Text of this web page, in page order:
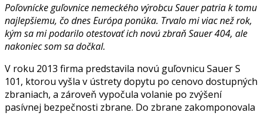
Poľovnícke guľovnice nemeckého výrobcu Sauer patria k tomu
najlepšiemu, čo dnes Európa ponúka. Trvalo mi viac než rok,
kým sa mi podarilo otestovať ich novú zbraň Sauer 404, ale
nakoniec som sa dočkal.
V roku 2013 firma predstavila novú guľovnicu Sauer S
101, ktorou vyšla v ústrety dopytu po cenovo dostupných
zbraniach, a zároveň vypočula volanie po zvýšení
pasívnej bezpečnosti zbrane. Do zbrane zakomponovala